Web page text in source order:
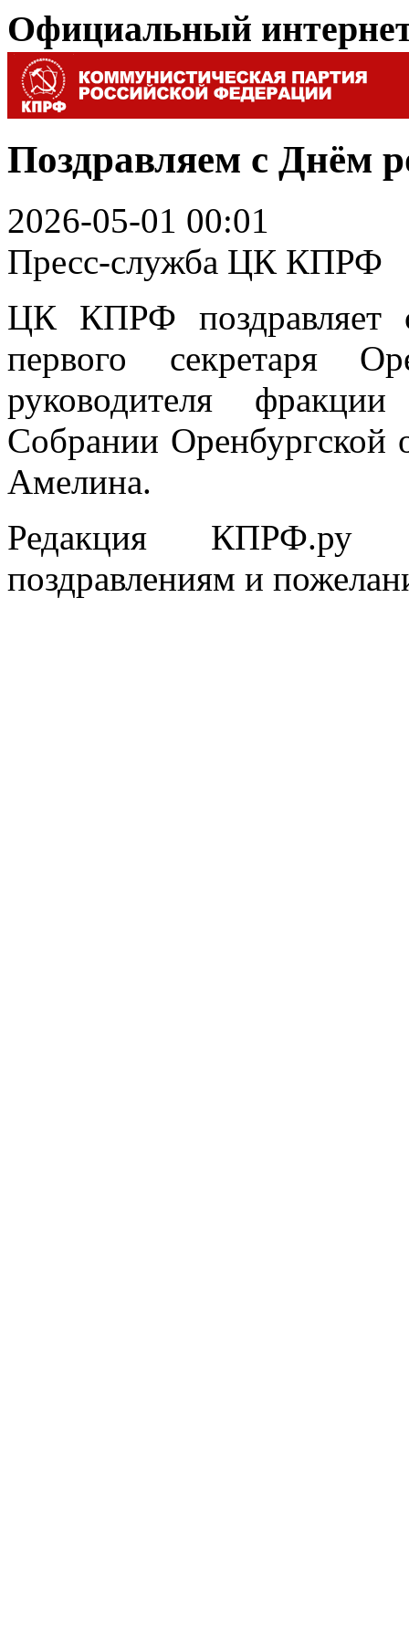
Официальный
Поздравляем с Днём
2026-05-01 00:01
Пресс-служба ЦК КПРФ
ЦК КПРФ
первого секретаря
руководителя
Собрании Оренбургской
Амелина.
Редакция КПРФ.ру
поздравлениям и